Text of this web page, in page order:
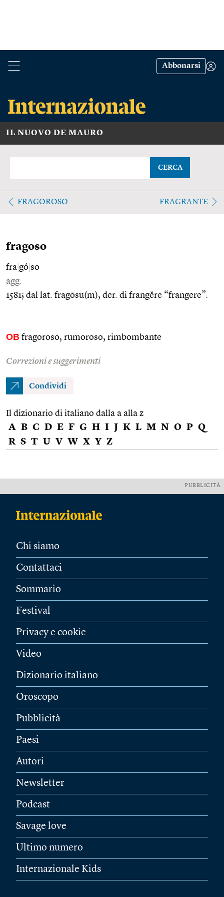
Abbonarsi
IL NUOVO DE MAURO
CERCA
FRAGOROSO FRAGRANTE
fragoso
fra gó so
agg.
1581; dal lat. fragōsu(m), der. di frangĕre “frangere”.
OB fragoroso, rumoroso, rimbombante
Correzioni e suggerimenti
Condividi
Il dizionario di italiano dalla a alla z
A B C D E F G H I J K L M N O P Q
R S T U V W X Y Z
PUBBLICITÀ
Chi siamo
Contattaci
Sommario
Festival
Privacy e cookie
Video
Dizionario italiano
Oroscopo
Pubblicità
Paesi
Autori
Newsletter
Podcast
Savage love
Ultimo numero
Internazionale Kids